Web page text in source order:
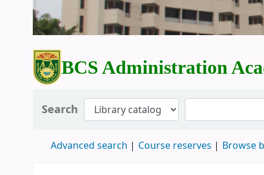
BCS Administration
Search
Advanced search Course reserves Browse